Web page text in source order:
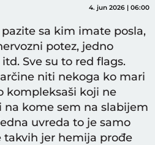
4. jun 2026 | 06:00
sa kim imate posla,
potez, jedno
Sve su to red flags.
niti nekoga ko mari
kompleksaši koji ne
na kome sem na slabijem
uvreda to je samo
takvih jer hemija prođe